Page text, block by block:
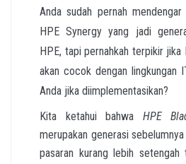
Anda sudah pernah
HPE Synergy yang jadi
HPE, tapi pernahkah terpikir jika
akan cocok dengan lingkungan
Anda jika diimplementasikan?
Kita ketahui bahwa HPE
merupakan generasi
pasaran kurang lebih setengah